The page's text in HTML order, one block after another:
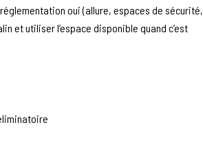
oui (allure, espaces de sécurité,
et utiliser l’espace disponible quand c’est